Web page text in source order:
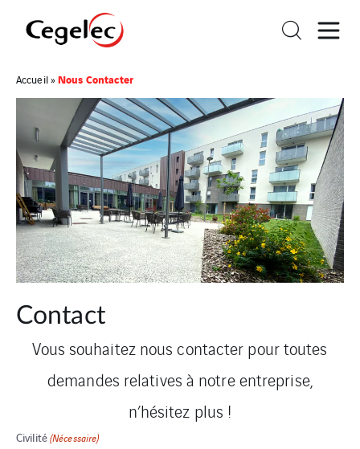
Accueil»Nous Contacter
Contact
Vous souhaitez nous contacter pour toutes
demandes relatives à notre entreprise,
n’hésitez plus !
Civilité(Nécessaire)